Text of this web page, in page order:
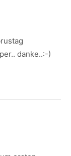
danke..:-)